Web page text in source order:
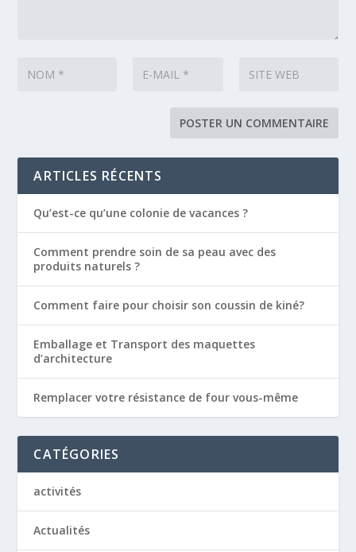
ARTICLES RÉCENTS
Qu’est-ce qu’une colonie de vacances ?
Comment prendre soin de sa peau avec des
produits naturels ?
Comment faire pour choisir son coussin de kiné?
Emballage et Transport des maquettes
d’architecture
Remplacer votre résistance de four vous-même
CATÉGORIES
activités
Actualités